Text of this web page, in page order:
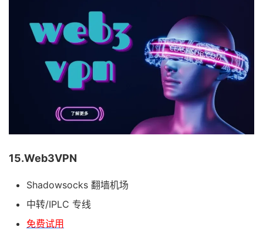
15.Web3VPN
Shadowsocks 翻墙机场
中转/IPLC 专线
免费试用